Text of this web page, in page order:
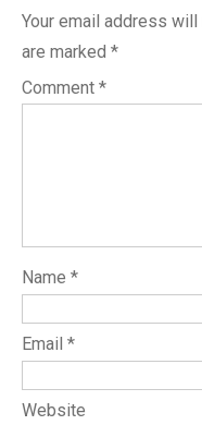
Your email address
are marked *
Comment *
Name *
Email *
Website